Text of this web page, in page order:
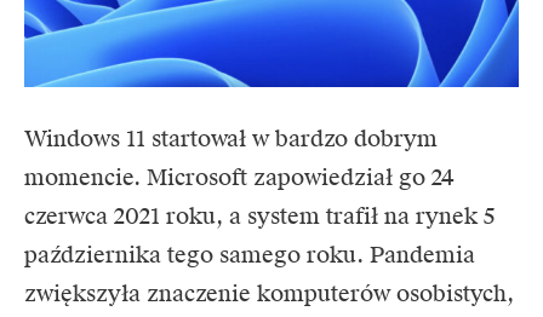
Windows 11 startował w bardzo dobrym
momencie. Microsoft zapowiedział go 24
czerwca 2021 roku, a system trafił na rynek 5
października tego samego roku. Pandemia
zwiększyła znaczenie komputerów osobistych,